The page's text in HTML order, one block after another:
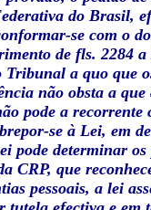
do Brasil,
se com o
de fls. 2284
Tribunal a quo que
não obsta a
pode a
se à Lei, em
pode determinar
CRP, que
pessoais, a lei